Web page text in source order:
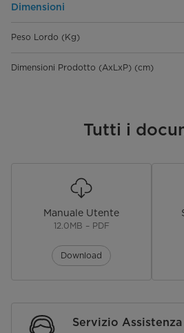
Dimensioni
Peso Lordo (Kg)
Dimensioni Prodotto (AxLxP) (cm)
Tutti i
Manuale Utente
12.0MB – PDF
Download
Servizio Assistenza